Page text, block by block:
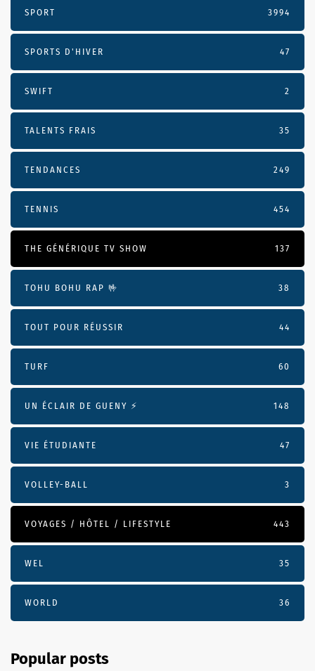
SPORT 3994
SPORTS D'HIVER 47
SWIFT 2
TALENTS FRAIS 35
TENDANCES 249
TENNIS 454
THE GÉNÉRIQUE TV SHOW 137
TOHU BOHU RAP 🤟 38
TOUT POUR RÉUSSIR 44
TURF 60
UN ÉCLAIR DE GUENY ⚡️ 148
VIE ÉTUDIANTE 47
VOLLEY-BALL 3
VOYAGES / HÔTEL / LIFESTYLE 443
WEL 35
WORLD 36
Popular posts